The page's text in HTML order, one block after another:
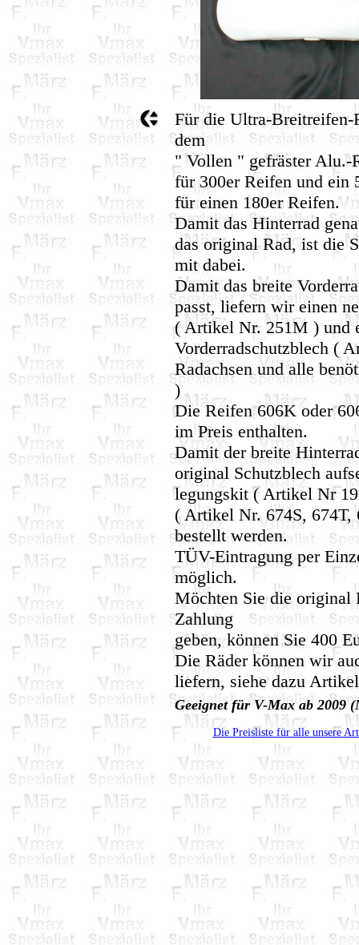
Für die Ultra-Breitreifen-
dem
" Vollen " gefräster Alu.-
für 300er Reifen und ein
für einen 180er Reifen.
Damit das Hinterrad
das original Rad, ist die
mit dabei.
Damit das breite
passt, liefern wir einen
( Artikel Nr. 251M ) und
Vorderradschutzblech (
Radachsen und alle
)
Die Reifen 606K oder
im Preis enthalten.
Damit der breite
original Schutzblech
legungskit ( Artikel Nr
( Artikel Nr. 674S, 674T,
bestellt werden.
TÜV-Eintragung per
möglich.
Möchten Sie die original
Zahlung
geben, können Sie 400
Die Räder können wir
liefern, siehe dazu
Geeignet für V-Max ab 2009
Die Preisliste für alle unsere